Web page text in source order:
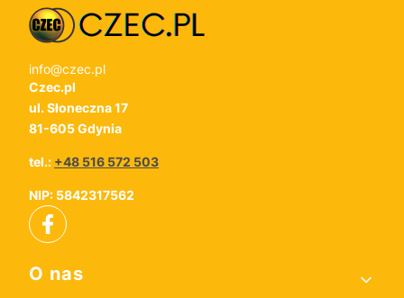
info@czec.pl
Czec.pl
ul. Słoneczna 17
81-605 Gdynia
tel.: +48 516 572 503
NIP: 5842317562
Linki w stopce
O nas